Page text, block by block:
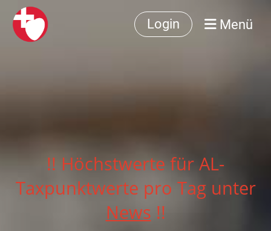
Login Menü
!! Höchstwerte für AL-
Taxpunktwerte pro Tag unter
News !!